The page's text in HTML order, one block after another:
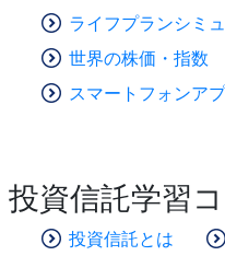
ライフプランシミ
世界の株価・指数
スマートフォンア
投資信託学習
投資信託とは